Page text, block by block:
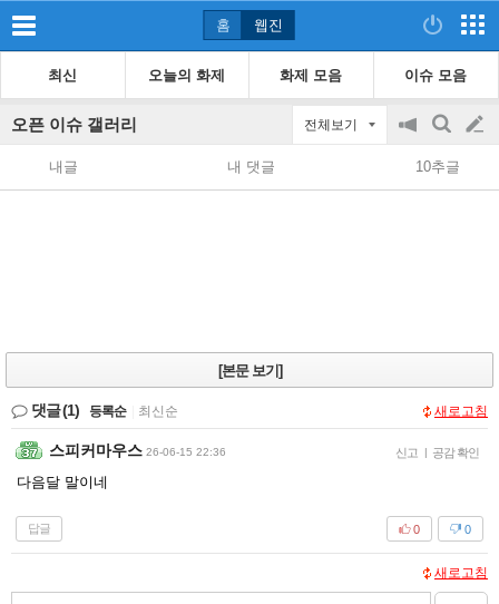
홈 웹진
최신 오늘의 화제 화제 모음 이슈 모음
오픈 이슈 갤러리 전체보기
공
지
on/off
검
색
글
쓰
내글 내 댓글 10추글
[본문 보기]
댓글(1) 등록순 최신순 새로고침
스피커마우스 26-06-15 22:36 신고 | 공감 확인
다음달 말이네
답글 0
0
새로고침